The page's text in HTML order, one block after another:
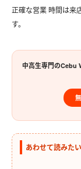
正確な営業 時間は来
す。
中高生専門のCebu
あわせて読みたい